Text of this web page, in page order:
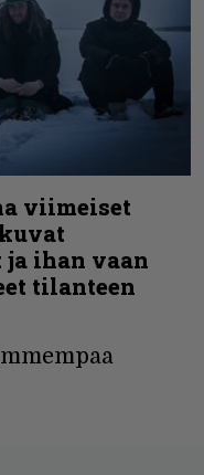
viimeiset
ihan vaan
tilanteen